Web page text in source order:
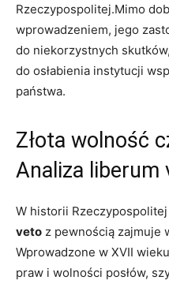
Rzeczypospolitej.Mimo
wprowadzeniem, jego⁢
do niekorzystnych
⁢do osłabienia instytucji
państwa.
Złota wolność‍
Analiza liberum
W historii
veto z pewnością zajmuje
‌Wprowadzone‍ w XVII​
praw i ⁣wolności posłów,‍